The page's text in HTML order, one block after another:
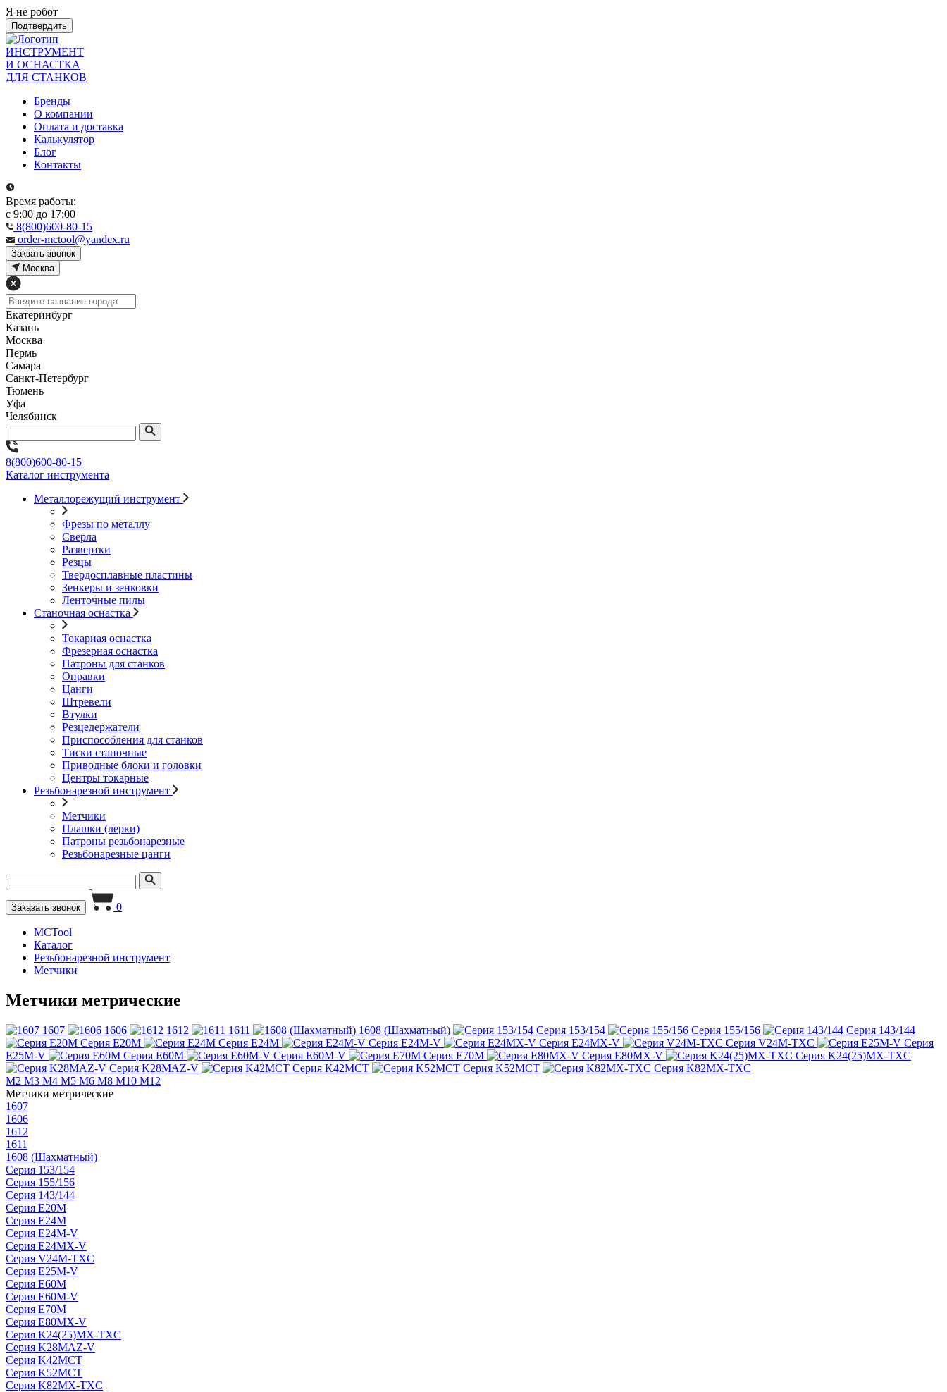
Я не робот
Подтвердить
ИНСТРУМЕНТ
И ОСНАСТКА
ДЛЯ СТАНКОВ
Бренды
О компании
Оплата и доставка
Калькулятор
Блог
Контакты
Время работы:
с 9:00 до 17:00
8(800)600-80-15
order-mctool@yandex.ru
Закзать звонок
Москва
Екатеринбург
Казань
Москва
Пермь
Самара
Санкт-Петербург
Тюмень
Уфа
Челябинск
8(800)600-80-15
Каталог инструмента
Металлорежущий инструмент
Фрезы по металлу
Сверла
Развертки
Резцы
Твердосплавные пластины
Зенкеры и зенковки
Ленточные пилы
Станочная оснастка
Токарная оснастка
Фрезерная оснастка
Патроны для станков
Оправки
Цанги
Штревели
Втулки
Резцедержатели
Приспособления для станков
Тиски станочные
Приводные блоки и головки
Центры токарные
Резьбонарезной инструмент
Метчики
Плашки (лерки)
Патроны резьбонарезные
Резьбонарезные цанги
Заказать звонок 0
MCTool
Каталог
Резьбонарезной инструмент
Метчики
Метчики метрические
1607 1606 1612 1611 1608 (Шахматный) Серия 153/154 Серия 155/156
Серия 143/144
Серия E20M
Серия E24M Серия E24M-V Серия E24MX-V Серия V24M-TXC
Серия
E25M-V
Серия E60M Серия E60M-V Серия E70M Серия E80MX-V
Серия K24(25)MX-TXC
Серия K28MAZ-V
Серия K42MCT Серия K52MCT
Серия K82MX-TXC
М2 М3 М4 М5 М6 М8 М10 М12
Метчики метрические
1607
1606
1612
1611
1608 (Шахматный)
Серия 153/154
Серия 155/156
Серия 143/144
Серия E20M
Серия E24M
Серия E24M-V
Серия E24MX-V
Серия V24M-TXC
Серия E25M-V
Серия E60M
Серия E60M-V
Серия E70M
Серия E80MX-V
Серия K24(25)MX-TXC
Серия K28MAZ-V
Серия K42MCT
Серия K52MCT
Серия K82MX-TXC